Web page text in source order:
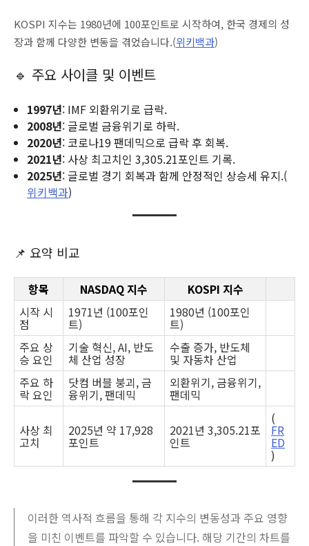
KOSPI 지수는 1980년에 100포인트로 시작하여, 한국 경제의 성
장과 함께 다양한 변동을 겪었습니다.(위키백과)
🔹 주요 사이클 및 이벤트
1997년: IMF 외환위기로 급락.
2008년: 글로벌 금융위기로 하락.
2020년: 코로나19 팬데믹으로 급락 후 회복.
2021년: 사상 최고치인 3,305.21포인트 기록.
2025년: 글로벌 경기 회복과 함께 안정적인 상승세 유지.(
위키백과)
📌 요약 비교
항목 NASDAQ 지수
KOSPI 지수
시작 시
점
1971년 (100포인
트)
1980년 (100포인
트)
주요 상
승 요인
기술 혁신, AI, 반도
체 산업 성장
수출 증가, 반도체
및 자동차 산업
주요 하
락 요인
닷컴 버블 붕괴, 금
융위기, 팬데믹
외환위기, 금융위기,
팬데믹
사상 최
고치
2025년 약 17,928
포인트
2021년 3,305.21포
인트
(
FR
ED
)
이러한 역사적 흐름을 통해 각 지수의 변동성과 주요 영향
을 미친 이벤트를 파악할 수 있습니다. 해당 기간의 차트를